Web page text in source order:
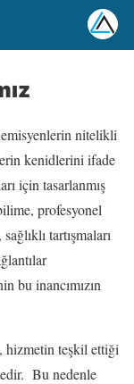
nitelikli
kenidlerini ifade
için tasarlanmış
profesyonel
tartışmaları
bu inancımızın
hizmetin teşkil ettiği
Bu nedenle